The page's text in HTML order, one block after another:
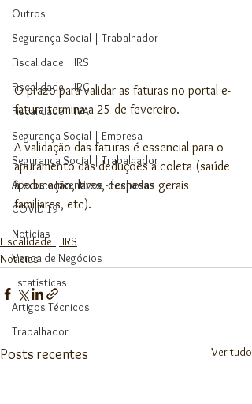
Outros
Segurança Social | Trabalhador
Fiscalidade | IRS
Fiscalidade | IRC
Fiscalidade | IVA
Segurança Social | Empresa
Segurança Social | Trabalhador
Apoios e Incentivos - Fechadas
COVID 19
Noticias
Venda de Negócios
Estatísticas
Artigos Técnicos
Trabalhador
O prazo para validar as faturas no portal e-
fatura termina a 25 de fevereiro.
A validação das faturas é essencial para o
apuramento das deduções à coleta (saúde
à educação, lares, despesas gerais
familiares, etc).
Fiscalidade | IRS
Noticias
Posts recentes Ver tudo